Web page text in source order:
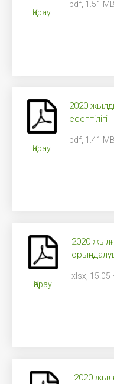
Қарау
pdf, 1.51 MB
Қарау
2020
есептілігі
pdf, 1.41 MB
Қарау
2020
xlsx, 15.05
2020